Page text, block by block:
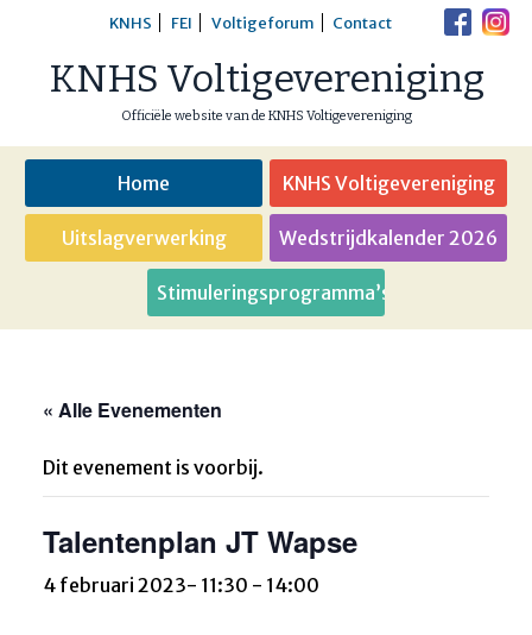
content
KNHS FEI Voltigeforum Contact
KNHS Voltigevereniging
Officiële website van de KNHS Voltigevereniging
Home KNHS Voltigevereniging
Uitslagverwerking Wedstrijdkalender 2026
Stimuleringsprogramma’s
« Alle Evenementen
Dit evenement is voorbij.
Talentenplan JT Wapse
4 februari 2023- 11:30 - 14:00